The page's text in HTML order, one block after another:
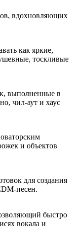
вдохновляющих
как яркие,
тоскливые
выполненные в
чил-аут и хаус
и объектов
для создания
песен.
быстро
вокала и